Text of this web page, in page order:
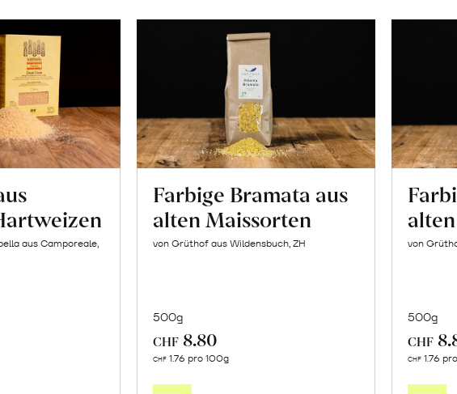
aus Camporeale,
Farbige Bramata aus
alten Maissorten
von Grüthof aus Wildensbuch, ZH
500g
CHF 8.80
CHF 1.76 pro 100g
von
500g
CHF
CHF 1.76